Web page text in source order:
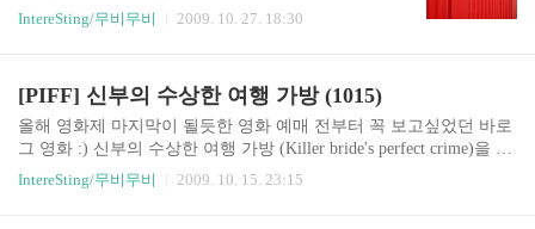
0/12 - [IntereSting/무비무비] - [PIFF] 난 몰라요 GV
(1010) 2009/10/12 - [IntereSting/무비무비] - [PIFF]
[IntereSting/무비무비] - [PIFF] 피시탱크 (1011) 200
9/10/13 - [IntereSting/무비무비] - [PIFF] 공기인형
(1013) 2009/10/13 - [IntereSting/무비무비] - [PIFF]
나는 비와 함께 간다 ..
IntereSting/무비무비 2009. 10. 27. 18:30
[PIFF] 신부의 수상한 여행 가방 (1015)
올해 영화제 마지막이 될듯한 영화 예매 전부터 꼭 보고싶었던 바로
그 영화 :) 신부의 수상한 여행 가방 (Killer bride's perfect crime)을 드
디어 봤다 작년에 이어서 우에노주리가 나오는 영화를 또 보게 되었
다 작년엔 구구는 고양이다 GV 때문에 방한도 했었는데, 올해는 이
IntereSting/무비무비 2009. 10. 15. 23:15